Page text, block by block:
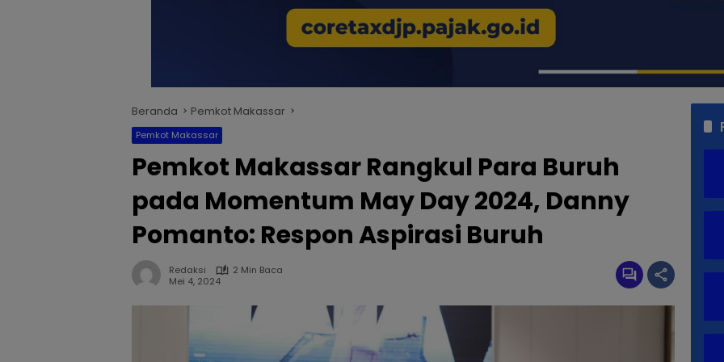
Beranda Pemkot Makassar
Pemkot Makassar
Pemkot Makassar Rangkul Para Buruh
pada Momentum May Day 2024, Danny
Pomanto: Respon Aspirasi Buruh
Redaksi
2 Min Baca
Mei 4, 2024